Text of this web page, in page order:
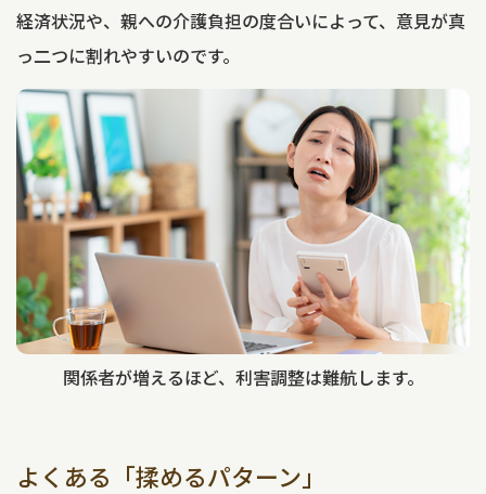
経済状況や、親への介護負担の度合いによって、意見が真
っ二つに割れやすいのです。
関係者が増えるほど、利害調整は難航します。
よくある「揉めるパターン」